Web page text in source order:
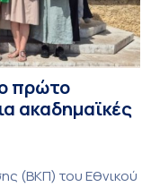
πρώτο
ακαδημαϊκές
(ΒΚΠ) του Εθνικού